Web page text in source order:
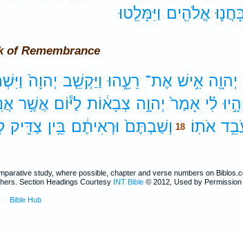
אֱלֹהִ֖ים וַיִּמָּלֵֽטוּ׃
of Remembrance
יְהוָ֖ה אִ֣ישׁ אֶת־ רֵעֵ֑הוּ וַיַּקְשֵׁ֤ב יְהוָה֙
לִ֗י אָמַר֙ יְהוָ֣ה צְבָא֔וֹת לַיּ֕וֹם אֲשֶׁ֥ר
אֹתֽוֹ׃ 18 וְשַׁבְתֶּם֙ וּרְאִיתֶ֔ם בֵּ֥ין צַדִּ֖יק
study, where possible, chapter and verse numbers on
Section Headings Courtesy INT Bible © 2012, Used by Permission
Bible Hub